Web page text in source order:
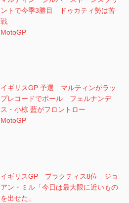
ントで今季3勝目 ドゥカティ勢は苦
戦
MotoGP
イギリスGP 予選 マルティンがラッ
プレコードでポール フェルナンデ
ス・小椋 藍がフロントロー
MotoGP
イギリスGP プラクティス8位 ジョ
アン・ミル「今日は最大限に近いもの
を出せた」